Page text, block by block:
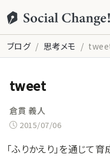
ブログ 思考メモ
tweet
倉貫 義人
2015/07/06
「ふりかえり」を通じて